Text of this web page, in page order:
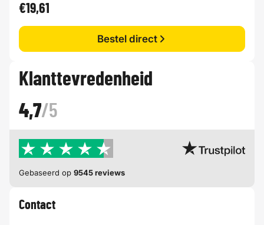
€19,61
Bestel direct
Klanttevredenheid
4,7/5
Gebaseerd op 9545 reviews
Contact